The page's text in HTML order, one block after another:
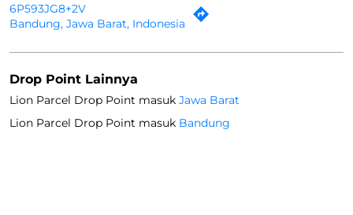
6P593JG8+2V
Bandung, Jawa Barat, Indonesia
Drop Point Lainnya
Lion Parcel Drop Point masuk Jawa Barat
Lion Parcel Drop Point masuk Bandung